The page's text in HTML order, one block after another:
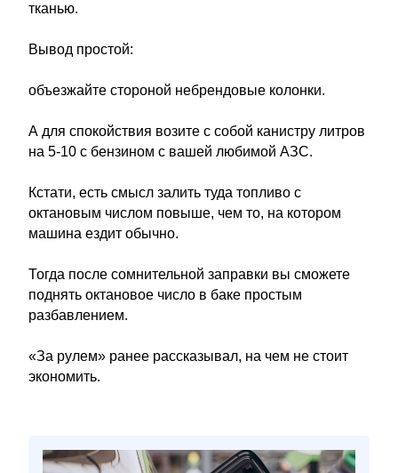
тканью.
Вывод простой:
объезжайте стороной небрендовые колонки.
А для спокойствия возите с собой канистру литров
на 5-10 с бензином с вашей любимой АЗС.
Кстати, есть смысл залить туда топливо с
октановым числом повыше, чем то, на котором
машина ездит обычно.
Тогда после сомнительной заправки вы сможете
поднять октановое число в баке простым
разбавлением.
«За рулем» ранее рассказывал, на чем не стоит
экономить.